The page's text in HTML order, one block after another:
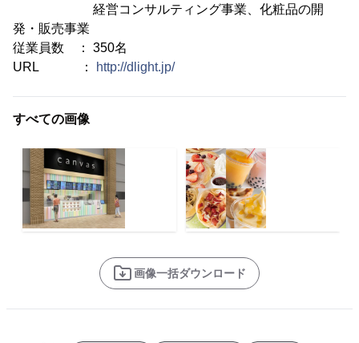
経営コンサルティング事業、化粧品の開
発・販売事業
従業員数 ： 350名
URL ：
http://dlight.jp/
すべての画像
画像一括ダウンロード